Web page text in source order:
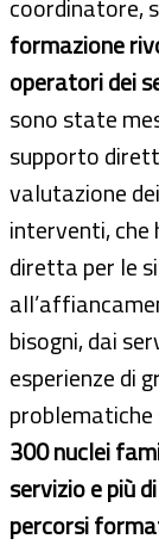
coordinatore,
formazione
operatori dei
sono state
supporto
valutazione
interventi, che
diretta per le
bisogni, dai
esperienze di
problematiche
300 nuclei
servizio e più
percorsi